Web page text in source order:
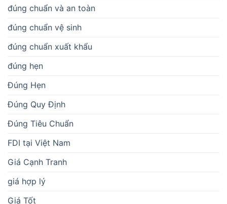
đúng chuẩn và an toàn
đúng chuẩn vệ sinh
đúng chuẩn xuất khẩu
đúng hẹn
Đúng Hẹn
Đúng Quy Định
Đúng Tiêu Chuẩn
FDI tại Việt Nam
Giá Cạnh Tranh
giá hợp lý
Giá Tốt